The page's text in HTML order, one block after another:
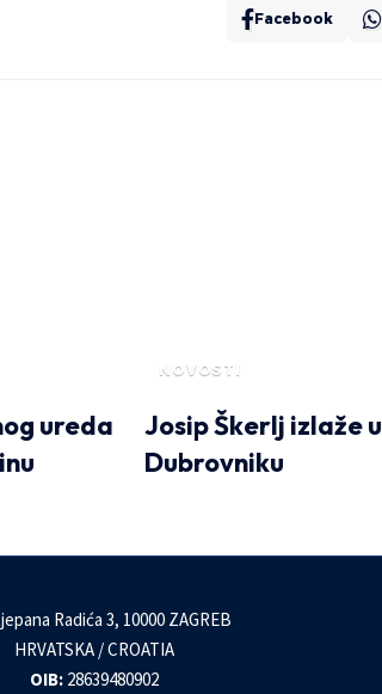
Facebook
ureda
NOVOSTI
Josip Škerlj izlaže u
Dubrovniku
Radića 3, 10000 ZAGREB
HRVATSKA / CROATIA
OIB:28639480902